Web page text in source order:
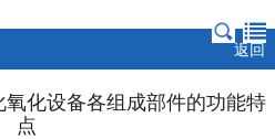
返回
化设备各组成部件的功能特
点